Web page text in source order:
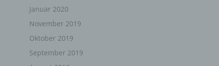
Januar 2020
November 2019
Oktober 2019
September 2019
Die betroffene Person kann die Setzung von
mittels einer entsprechenden Einstellung des
genutzten Internetbrowsers verhindern und damit
der Setzung von Cookies dauerhaft